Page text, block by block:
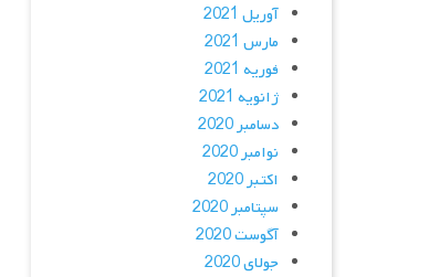
آوریل 2021
مارس 2021
فوریه 2021
ژانویه 2021
دسامبر 2020
نوامبر 2020
اکتبر 2020
سپتامبر 2020
آگوست 2020
جولای 2020